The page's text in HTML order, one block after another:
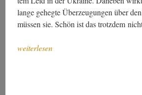
lan­ge geheg­te Über­zeu­gun­gen über
müs­sen sie. Schön ist das trotz­dem
„Mei­
weiterlesen